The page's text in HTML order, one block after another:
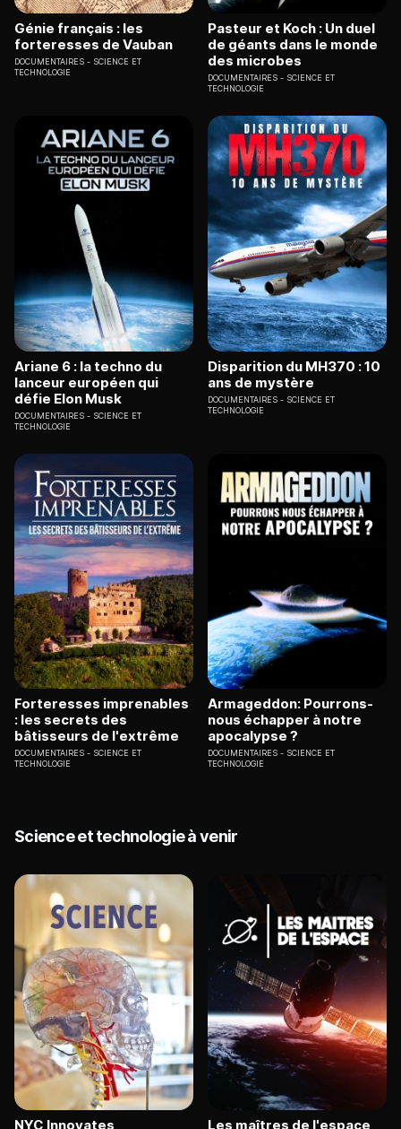
Génie français : les
forteresses de Vauban
DOCUMENTAIRES
SCIENCE ET
TECHNOLOGIE
Pasteur et Koch : Un duel
de géants dans le monde
des microbes
DOCUMENTAIRES
SCIENCE ET
TECHNOLOGIE
Ariane 6 : la techno du
lanceur européen qui
défie Elon Musk
DOCUMENTAIRES
SCIENCE ET
TECHNOLOGIE
Disparition du MH370 : 10
ans de mystère
DOCUMENTAIRES
SCIENCE ET
TECHNOLOGIE
Forteresses imprenables
: les secrets des
bâtisseurs de l'extrême
DOCUMENTAIRES
SCIENCE ET
TECHNOLOGIE
Armageddon: Pourrons-
nous échapper à notre
apocalypse ?
DOCUMENTAIRES
SCIENCE ET
TECHNOLOGIE
Science et technologie à venir
NYC Innovates Les maîtres de l'espace